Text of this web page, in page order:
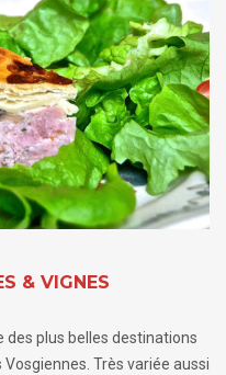
& VIGNES
des plus belles destinations
Très variée aussi